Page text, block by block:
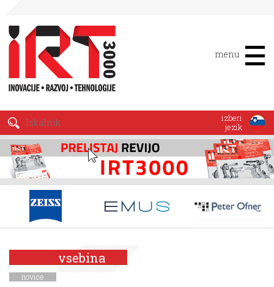
menu
izberi
jezik
vsebina
novice